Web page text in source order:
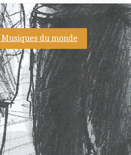
Musiques du monde